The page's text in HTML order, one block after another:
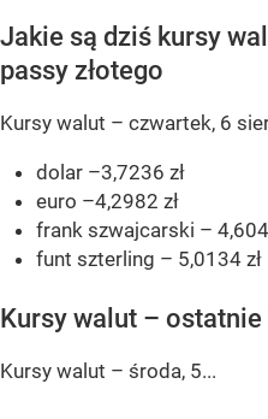
Jakie są dziś kursy
passy złotego
Kursy walut – czwartek, 6
dolar –3,7236 zł
euro –4,2982 zł
frank szwajcarski –
funt szterling – 5,0134 zł
Kursy walut – ostatnie
Kursy walut – środa, 5...